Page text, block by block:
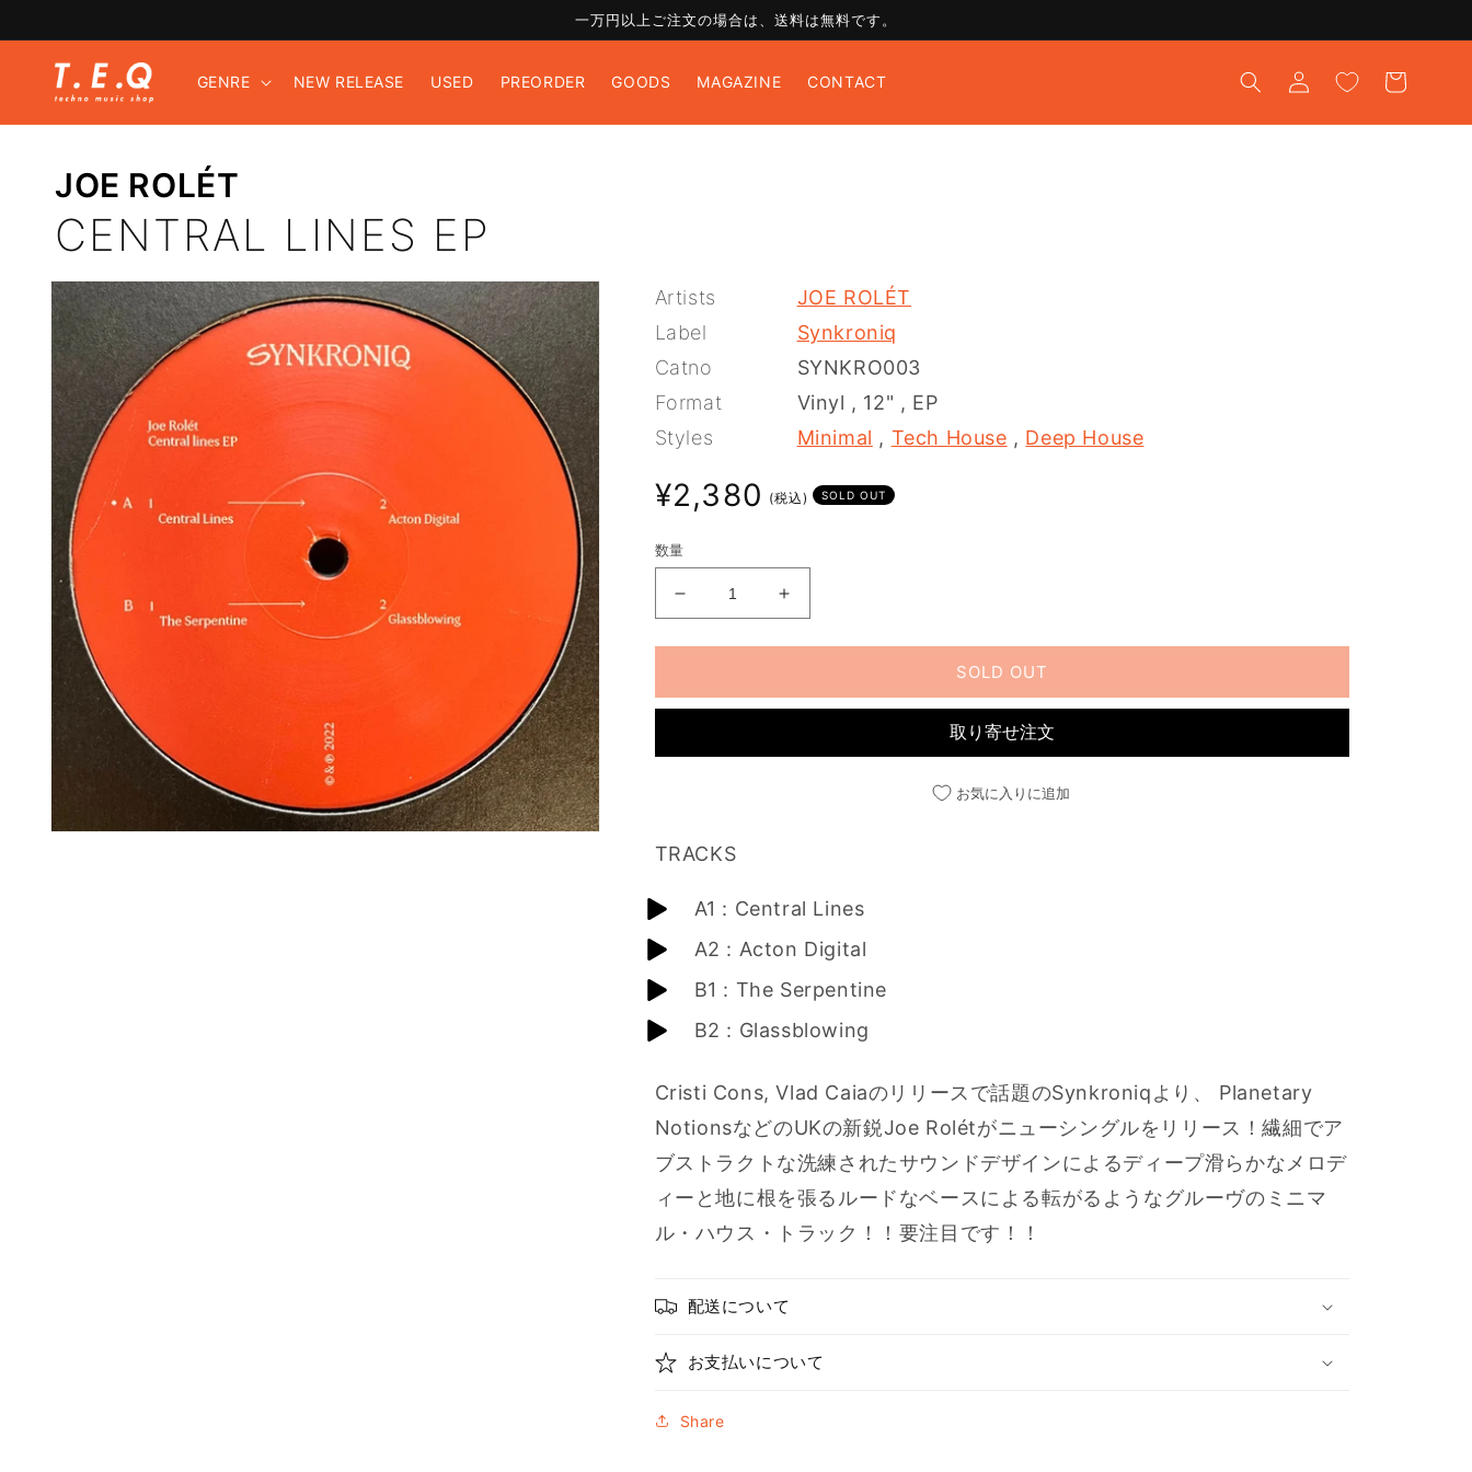
進む
一万円以上ご注文の場合は、送料は無料です。
GENRE NEW RELEASE USED PREORDER GOODS MAGAZINE CONTACT
ロ
グ
イ
ン
ー
JOE ROLÉT
CENTRAL LINES EP
商品情
報にス
キップ
Artists
JOE ROLÉT
Label
Synkroniq
Catno
SYNKRO003
Format
Vinyl , 12" , EP
Styles
Minimal , Tech House , Deep House
通
価
格
¥2,380 (税込) SOLD OUT
数量
CENTRAL
LINES
EP
数
を
CENTRAL
LINES
EP
数
を
SOLD OUT
取り寄せ注文
お気に入りに追加
TRACKS
A1 : Central Lines
A2 : Acton Digital
B1 : The Serpentine
B2 : Glassblowing
Cristi Cons, Vlad Caiaのリリースで話題のSynkroniqより、
Planetary
NotionsなどのUKの新鋭Joe Rolétがニューシングルをリリース！繊細でア
ブストラクトな洗練されたサウンドデザインによるディープ滑らかなメロデ
ィーと地に根を張るルードなベースによる転がるようなグルーヴのミニマ
ル・ハウス・トラック！！要注目です！！
配送について
お支払いについて
Share